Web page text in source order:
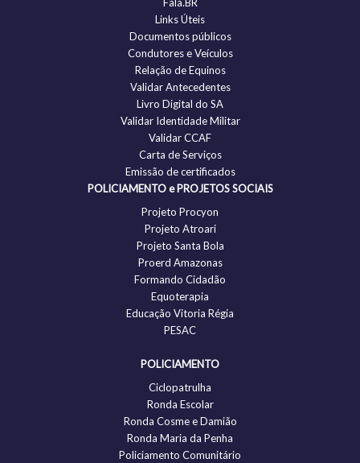
Links Úteis
Documentos públicos
Condutores e Veículos
Relação de Equinos
Validar Antecedentes
Livro Digital do SA
Validar Identidade Militar
Validar CCAF
Carta de Serviços
Emissão de certificados
POLICIAMENTO e PROJETOS SOCIAIS
Projeto Procyon
Projeto Atroari
Projeto Santa Bola
Proerd Amazonas
Formando Cidadão
Equoterapia
Educação Vitoria Régia
PESAC
POLICIAMENTO
Ciclopatrulha
Ronda Escolar
Ronda Cosme e Damião
Ronda Maria da Penha
Policiamento Comunitário